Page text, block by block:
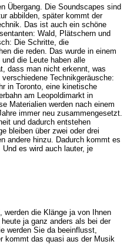
Übergang. Die Soundscapes sind
abbilden, später kommt der
Das ist auch ein schöne
Wald, Plätschern und
Die Schritte, die
die reden. Das wurde in einem
die Leute haben alle
dass man nicht erkennt, was
Technikgeräusche:
in Toronto, eine kinetische
am Leopoldimarkt in
Materialien werden nach einem
immer neu zusammengesetzt.
und dadurch entstehen
bleiben über zwei oder drei
andere hinzu. Dadurch kommt es
es wird auch lauter, je
werden die Klänge ja von Ihnen
ja ganz anders als bei der
werden Sie da beeinflusst,
kommt das quasi aus der Musik